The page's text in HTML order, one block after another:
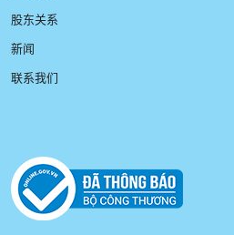
股东关系
新闻
联系我们